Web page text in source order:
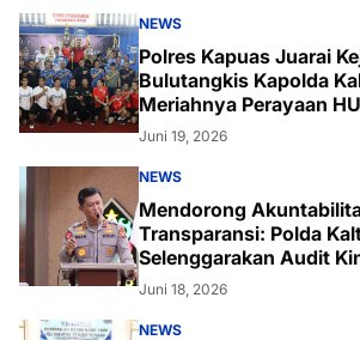
NEWS
Polres Kapuas Juarai
Bulutangkis Kapolda
Meriahnya Perayaan
ke-80 di Palangka Raya
Juni 19, 2026
NEWS
Mendorong
Transparansi: Polda
Selenggarakan Audit
Komprehensif Bersama
Juni 18, 2026
NEWS